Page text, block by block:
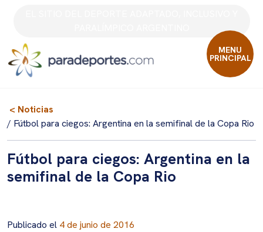
MENU
PRINCIPAL
< Noticias
/ Fútbol para ciegos: Argentina en la semifinal de la Copa Rio
Fútbol para ciegos: Argentina en la
semifinal de la Copa Rio
Publicado el 4 de junio de 2016